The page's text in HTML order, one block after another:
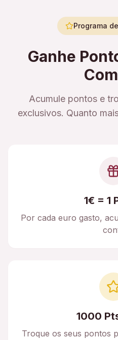
Programa
Ganhe
Acumule pontos e
exclusivos. Quanto
1€ = 1
Por cada euro gasto,
1000
Troque os seus pontos